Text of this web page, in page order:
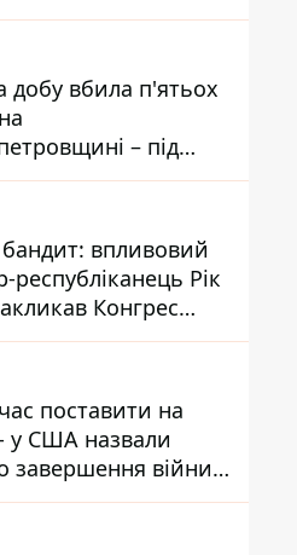
очолив народне
добу вбила п'ятьох
– під
опинилися п'ять
бандит: впливовий
республіканець Рік
Конгрес
РФ до
за війну в
поставити на
у США назвали
завершення війни -
Security Journal